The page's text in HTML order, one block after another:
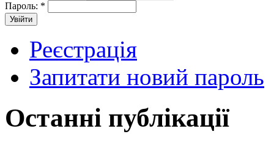
Пароль: *
Реєстрація
Запитати новий пароль
Останні публікації